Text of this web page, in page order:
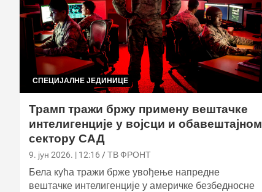
СПЕЦИЈАЛНЕ ЈЕДИНИЦЕ
Трамп тражи бржу примену вештачке
интелигенције у војсци и обавештајном
сектору САД
9. јун 2026. | 12:16 ТВ ФРОНТ
Бела кућа тражи брже увођење напредне
вештачке интелигенције у америчке безбедносне